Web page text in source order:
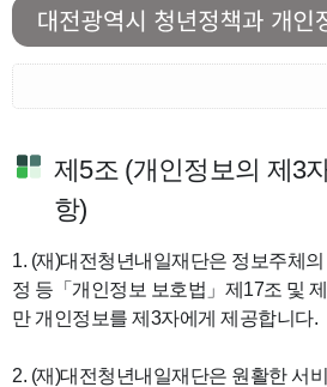
제5조 (개인정보의 제3
항)
1. (재)대전청년내일재단은 정보주체
정 등「개인정보 보호법」제17조 및
만 개인정보를 제3자에게 제공합니다.
2. (재)대전청년내일재단은 원활한 서